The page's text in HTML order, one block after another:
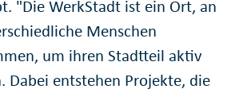
"Die WerkStadt ist ein Ort, an
Menschen
um ihren Stadtteil aktiv
Dabei entstehen Projekte, die